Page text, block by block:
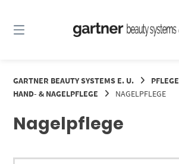
Inhalt
GARTNER BEAUTY SYSTEMS E. U.
PFLEGE
HAND- & NAGELPFLEGE
NAGELPFLEGE
Nagelpflege